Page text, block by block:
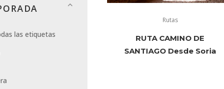
las etiquetas
Rutas
RUTA CAMINO DE
SANTIAGO Desde Soria